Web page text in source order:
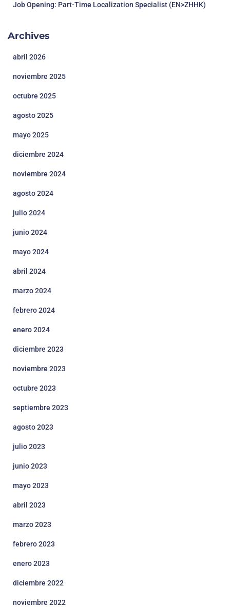
Job Opening: Part-Time Localization Specialist (EN>ZHHK)
Archives
abril 2026
noviembre 2025
octubre 2025
agosto 2025
mayo 2025
diciembre 2024
noviembre 2024
agosto 2024
julio 2024
junio 2024
mayo 2024
abril 2024
marzo 2024
febrero 2024
enero 2024
diciembre 2023
noviembre 2023
octubre 2023
septiembre 2023
agosto 2023
julio 2023
junio 2023
mayo 2023
abril 2023
marzo 2023
febrero 2023
enero 2023
diciembre 2022
noviembre 2022